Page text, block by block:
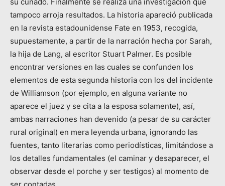
tampoco arroja resultados. La historia apareció publicada
en la revista estadounidense Fate en 1953, recogida,
supuestamente, a partir de la narración hecha por Sarah,
la hija de Lang, al escritor Stuart Palmer. Es posible
encontrar versiones en las cuales se confunden los
elementos de esta segunda historia con los del incidente
de Williamson (por ejemplo, en alguna variante no
aparece el juez y se cita a la esposa solamente), así,
ambas narraciones han devenido (a pesar de su carácter
rural original) en mera leyenda urbana, ignorando las
fuentes, tanto literarias como periodísticas, limitándose a
los detalles fundamentales (el caminar y desaparecer, el
observar desde el porche y ser testigos) al momento de